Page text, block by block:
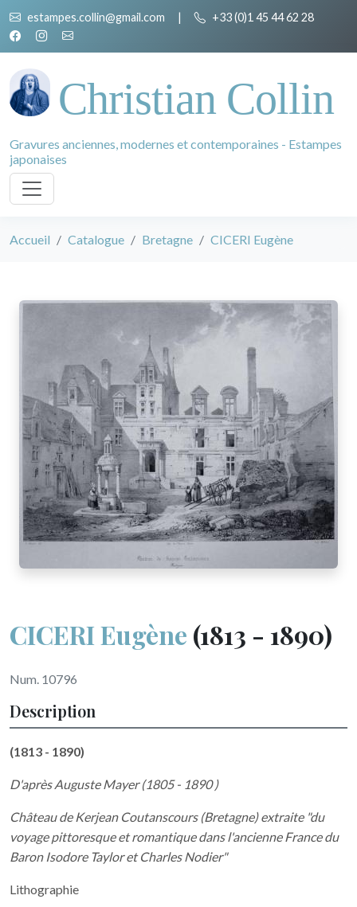
estampes.collin@gmail.com | +33 (0)1 45 44 62 28
Christian Collin
Gravures anciennes, modernes et contemporaines - Estampes
japonaises
Accueil Catalogue Bretagne CICERI Eugène
CICERI Eugène (1813 - 1890)
Num. 10796
Description
(1813 - 1890)
D'après Auguste Mayer (1805 - 1890 )
Château de Kerjean Coutanscours (Bretagne) extraite "du
voyage pittoresque et romantique dans l'ancienne France du
Baron Isodore Taylor et Charles Nodier"
Lithographie